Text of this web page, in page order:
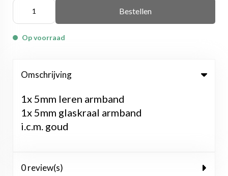
Bestellen
Op voorraad
Omschrijving
1x 5mm leren armband
1x 5mm glaskraal armband
i.c.m. goud
0 review(s)